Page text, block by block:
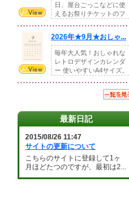
日、屋台ごっこなどに使
えるお祭りチケットのフ
2026年★9月★おしゃ...
毎年大人気！おしゃれな
レトロデザインカレンダ
ー 使いやすいA4サイズ。
最新日記
2015/08/26 11:47
サイトの更新について
こちらのサイトに登録して1ヶ
月ほどたつのですが、最初は2...